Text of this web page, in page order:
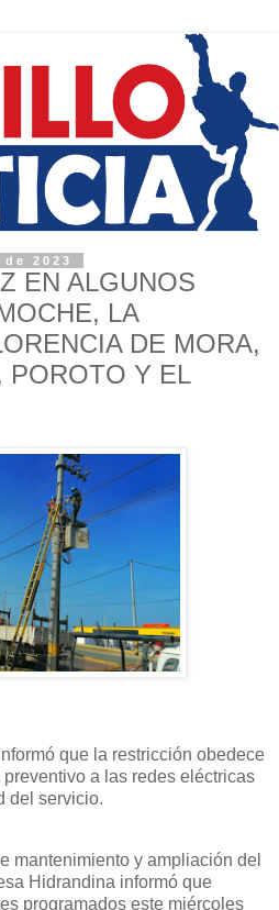
2023
EN ALGUNOS
LA
DE MORA,
POROTO Y EL
que la restricción obedece
a las redes eléctricas
del servicio.
mantenimiento y ampliación del
Hidrandina informó que
programados este miércoles